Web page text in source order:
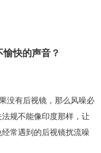
快的声音？
没有后视镜，那么风噪必
规不能像印度那样，让
常遇到的后视镜扰流噪